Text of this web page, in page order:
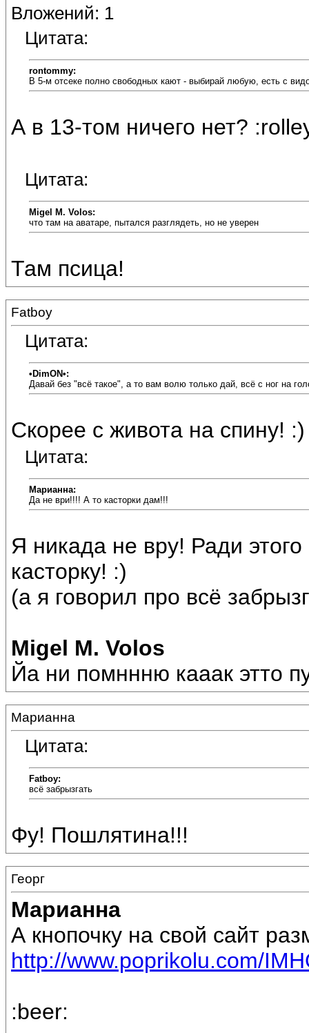
Вложений: 1
Цитата:
rontommy:
В 5-м отсеке полно свободных кают - выбирай любую, есть с
А в 13-том ничего нет?
Цитата:
Migel M. Volos:
что там на аватаре, пытался разглядеть, но не уверен
Там псица!
Fatboy
Цитата:
•DimON•:
Давай без "всё такое", а то вам волю только дай, всё с ног на
Скорее с живота на спину! :)
Цитата:
Марианна:
Да не ври!!!! А то касторки дам!!!
Я никада не вру! Ради этого
касторку! :)
(а я говорил про всё
Migel M. Volos
Йа ни помннню кааак этто
Марианна
Цитата:
Fatboy:
всё забрызгать
Фу! Пошлятина!!!
Георг
Марианна
А кнопочку на свой сайт
http://www.poprikolu.com/
:beer: